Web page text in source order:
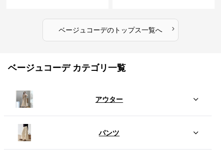
ベージュコーデのトップス一覧へ ›
ベージュコーデ カテゴリ一覧
アウター
パンツ